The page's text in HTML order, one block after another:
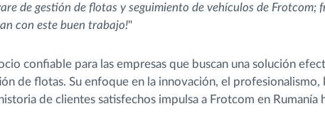
de gestión de flotas y seguimiento de vehículos de Frotcom;
con este buen trabajo!"
confiable para las empresas que buscan una solución
de flotas. Su enfoque en la innovación, el profesionalismo,
de clientes satisfechos impulsa a Frotcom en Rumanía